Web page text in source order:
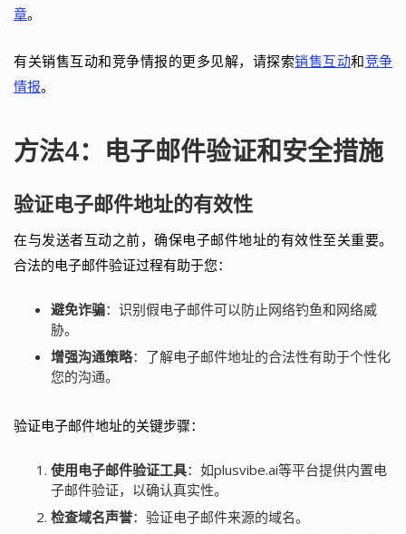
章。
有关销售互动和竞争情报的更多见解，请探索销售互动和竞争
情报。
方法4：电子邮件验证和安全措施
验证电子邮件地址的有效性
在与发送者互动之前，确保电子邮件地址的有效性至关重要。
合法的电子邮件验证过程有助于您：
避免诈骗：识别假电子邮件可以防止网络钓鱼和网络威
胁。
增强沟通策略：了解电子邮件地址的合法性有助于个性化
您的沟通。
验证电子邮件地址的关键步骤：
使用电子邮件验证工具：如plusvibe.ai等平台提供内置电
子邮件验证，以确认真实性。
检查域名声誉：验证电子邮件来源的域名。